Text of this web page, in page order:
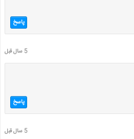
پاسخ
5 سال قبل
پاسخ
5 سال قبل